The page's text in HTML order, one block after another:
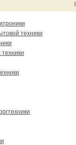
техники